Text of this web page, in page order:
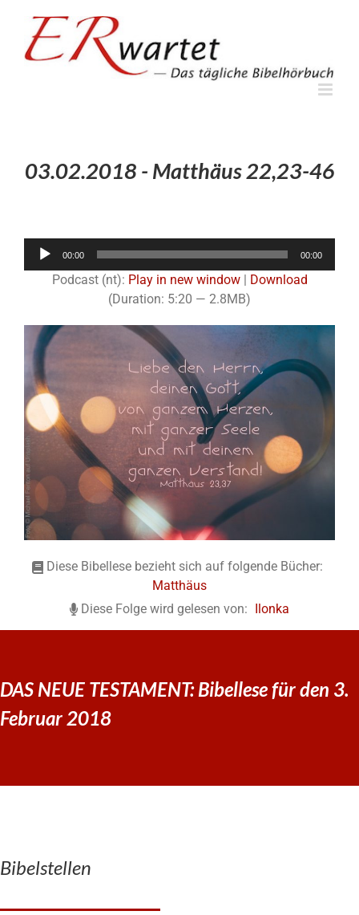
springen
03.02.2018 - Matthäus 22,23-46
00:00 00:00
Podcast (nt): Play in new window| Download
(Duration: 5:20 — 2.8MB)
Diese Bibellese bezieht sich auf folgende Bücher:
Matthäus
Diese Folge wird gelesen von: Ilonka
DAS NEUE TESTAMENT: Bibellese für den 3.
Februar 2018
Bibelstellen